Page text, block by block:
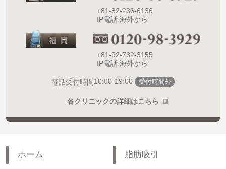
+81-82-236-6136
IP電話 海外から
+81-92-732-3155
IP電話 海外から
電話受付時間10:00-19:00 受付時間外
各クリニックの詳細はこちら
ホーム 脂肪吸引